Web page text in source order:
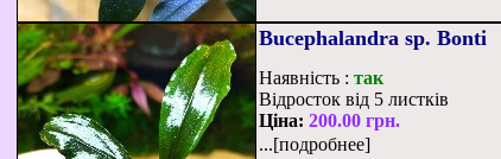
Bucephalandra sp. Bonti
Наявність :так
Відросток від 5 листків
Ціна:200.00 грн.
...[подробнее]